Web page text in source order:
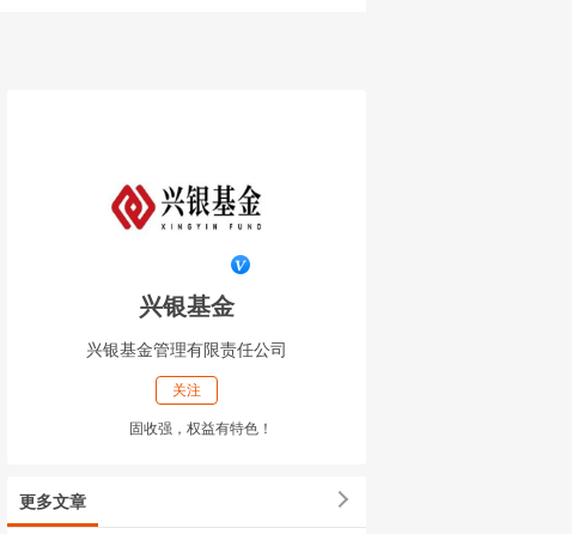
兴银基金
兴银基金管理有限责任公司
关注
固收强，权益有特色！
更多文章